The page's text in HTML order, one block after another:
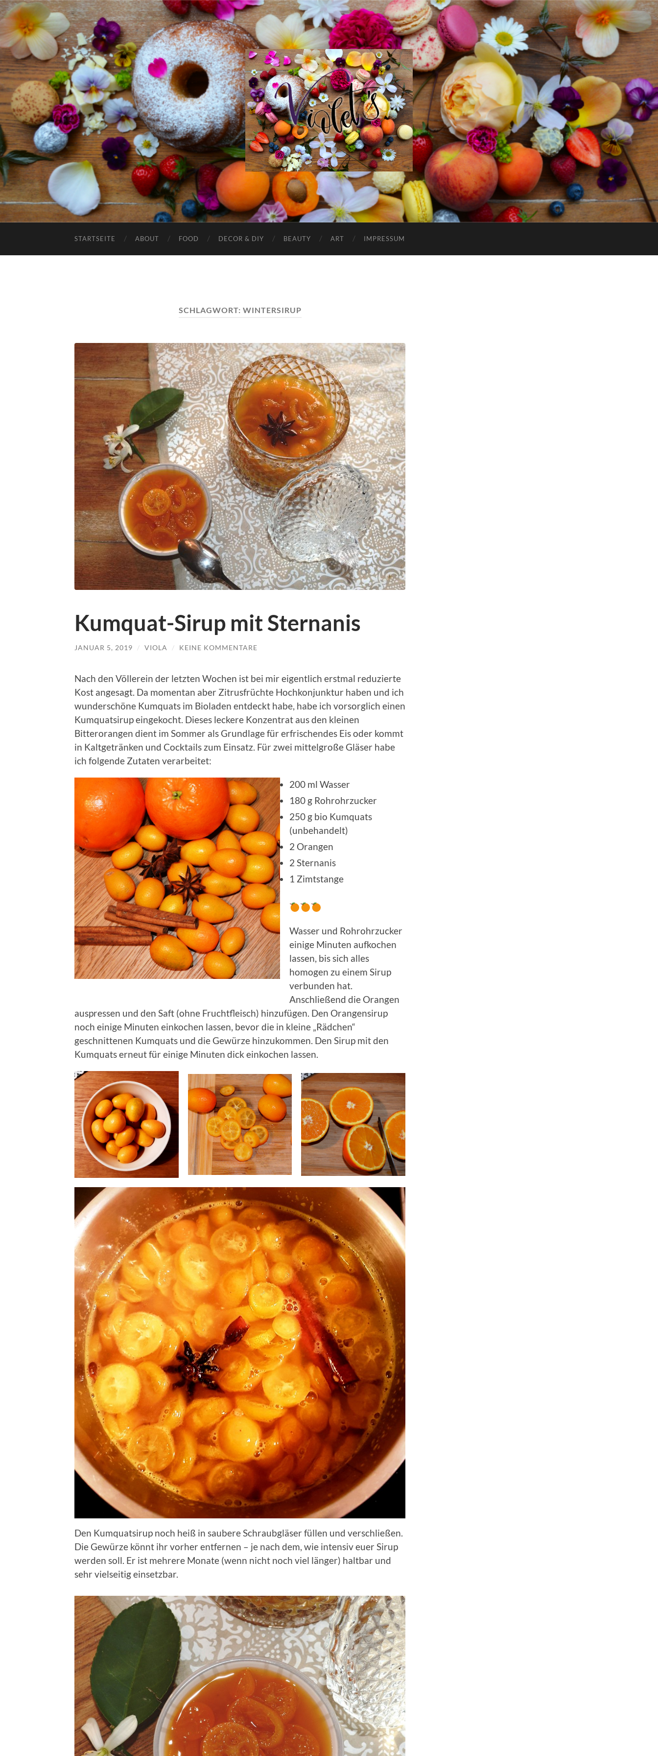
Violet
STARTSEITE ABOUT FOOD DECOR & DIY BEAUTY ART IMPRESSUM
SCHLAGWORT: WINTERSIRUP
Kumquat-Sirup mit Sternanis
JANUAR 5, 2019 / VIOLA / KEINE KOMMENTARE
Nach den Völlerein der letzten Wochen ist bei mir eigentlich erstmal reduzierte
Kost angesagt. Da momentan aber Zitrusfrüchte Hochkonjunktur haben und ich
wunderschöne Kumquats im Bioladen entdeckt habe, habe ich vorsorglich einen
Kumquatsirup eingekocht. Dieses leckere Konzentrat aus den kleinen
Bitterorangen dient im Sommer als Grundlage für erfrischendes Eis oder kommt
in Kaltgetränken und Cocktails zum Einsatz. Für zwei mittelgroße Gläser habe
ich folgende Zutaten verarbeitet:
200 ml Wasser
180 g Rohrohrzucker
250 g bio Kumquats
(unbehandelt)
2 Orangen
2 Sternanis
1 Zimtstange
Wasser und Rohrohrzucker
einige Minuten aufkochen
lassen, bis sich alles
homogen zu einem Sirup
verbunden hat.
Anschließend die Orangen
auspressen und den Saft (ohne Fruchtfleisch) hinzufügen. Den Orangensirup
noch einige Minuten einkochen lassen, bevor die in kleine „Rädchen“
geschnittenen Kumquats und die Gewürze hinzukommen. Den Sirup mit den
Kumquats erneut für einige Minuten dick einkochen lassen.
Den Kumquatsirup noch heiß in saubere Schraubgläser füllen und verschließen.
Die Gewürze könnt ihr vorher entfernen – je nach dem, wie intensiv euer Sirup
werden soll. Er ist mehrere Monate (wenn nicht noch viel länger) haltbar und
sehr vielseitig einsetzbar.